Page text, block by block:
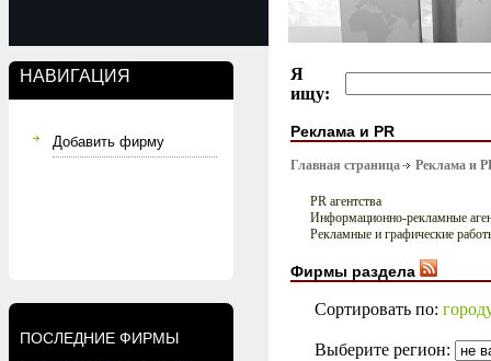
НАВИГАЦИЯ
Добавить фирму
ПОСЛЕДНИЕ ФИРМЫ
Я
ищу:
Реклама и PR
Главная страница Реклама и
PR агентства
Информационно-рекламные
Рекламные и графические
Фирмы раздела
Сортировать по:
Выберите регион: